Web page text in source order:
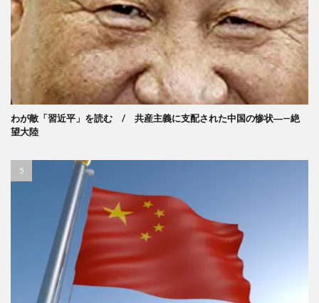
わが敵「習近平」を読む / 共産主義に支配された中国の惨状―—絶
望大陸